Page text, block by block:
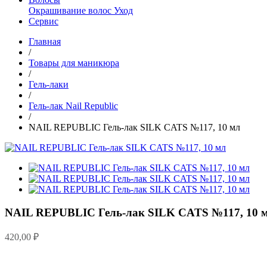
Окрашивание волос Уход
Сервис
Главная
/
Товары для маникюра
/
Гель-лаки
/
Гель-лак Nail Republic
/
NAIL REPUBLIC Гель-лак SILK CATS №117, 10 мл
NAIL REPUBLIC Гель-лак SILK CATS №117, 10
420,00 ₽